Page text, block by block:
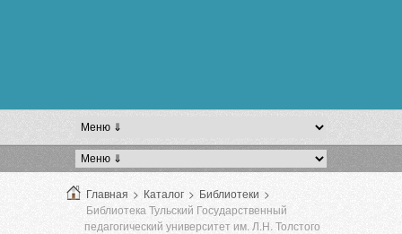
Главная > Каталог > Библиотеки >
Библиотека Тульский Государственный
педагогический университет им. Л.Н. Толстого